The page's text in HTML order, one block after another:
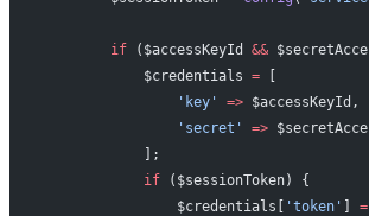
        if
($accessKeyId &&
            $credentials
= [
                'key'
=> $accessKeyId,
                'secret'
=>
            ];
            if
($sessionToken) {
                $credentials[
'token' ] =